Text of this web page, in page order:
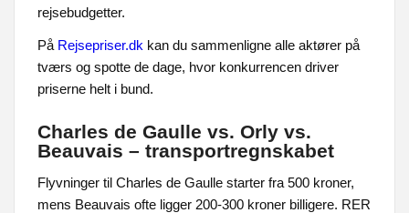
rejsebudgetter.
På Rejsepriser.dk kan du sammenligne alle aktører på
tværs og spotte de dage, hvor konkurrencen driver
priserne helt i bund.
Charles de Gaulle vs. Orly vs.
Beauvais – transportregnskabet
Flyvninger til Charles de Gaulle starter fra 500 kroner,
mens Beauvais ofte ligger 200-300 kroner billigere. RER